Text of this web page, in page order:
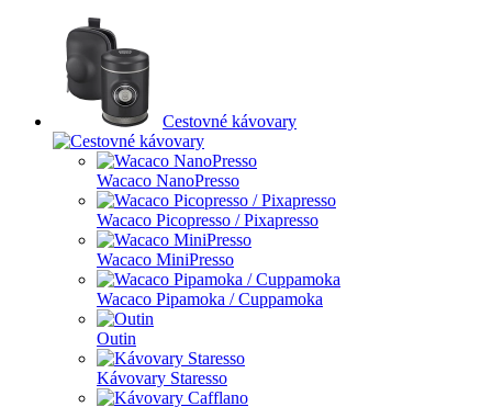
Cestovné kávovary
Wacaco NanoPresso
Wacaco Picopresso / Pixapresso
Wacaco MiniPresso
Wacaco Pipamoka / Cuppamoka
Outin
Kávovary Staresso